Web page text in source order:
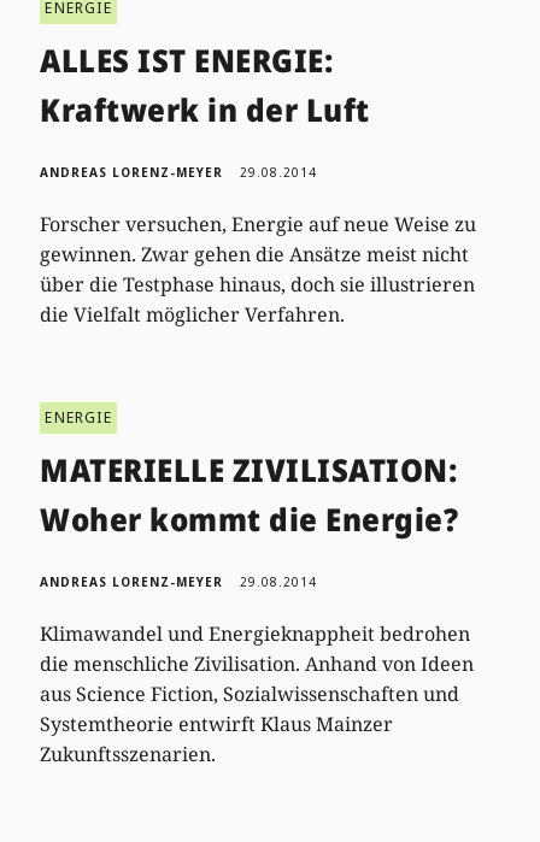
ENERGIE
ALLES IST ENERGIE:
Kraftwerk in der Luft
ANDREAS LORENZ-MEYER 29.08.2014
Forscher versuchen, Energie auf neue Weise zu
gewinnen. Zwar gehen die Ansätze meist nicht
über die Testphase hinaus, doch sie illustrieren
die Vielfalt möglicher Verfahren.
ENERGIE
MATERIELLE ZIVILISATION:
Woher kommt die Energie?
ANDREAS LORENZ-MEYER 29.08.2014
Klimawandel und Energieknappheit bedrohen
die menschliche Zivilisation. Anhand von Ideen
aus Science Fiction, Sozialwissenschaften und
Systemtheorie entwirft Klaus Mainzer
Zukunftsszenarien.